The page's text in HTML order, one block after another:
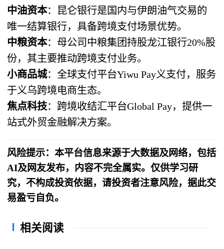
中油资本：昆仑银行是国内与伊朗油气交易的
唯一结算银行，具备跨境支付场景优势。
中粮资本：母公司中粮集团持股龙江银行20%股
份，其主要推动跨境支付业务。
小商品城：全球支付平台Yiwu Pay义支付，服务
于义乌跨境电商生态。
焦点科技：跨境收结汇平台Global Pay，提供一
站式外贸金融解决方案。
风险提示：本平台信息来源于大数据及网络，包括
AI及网友发布，内容不完全属实。仅供学习研
究，不构成投资依据，请投资者注意风险，据此交
易盈亏自负。
相关阅读